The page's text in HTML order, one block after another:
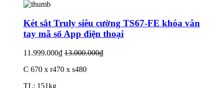
Két sắt Truly siêu cường TS67-FE khóa vân
tay mã số App điện thoại
11.999.000₫ 13.000.000₫
C 670 x r470 x s480
TL: 151kg